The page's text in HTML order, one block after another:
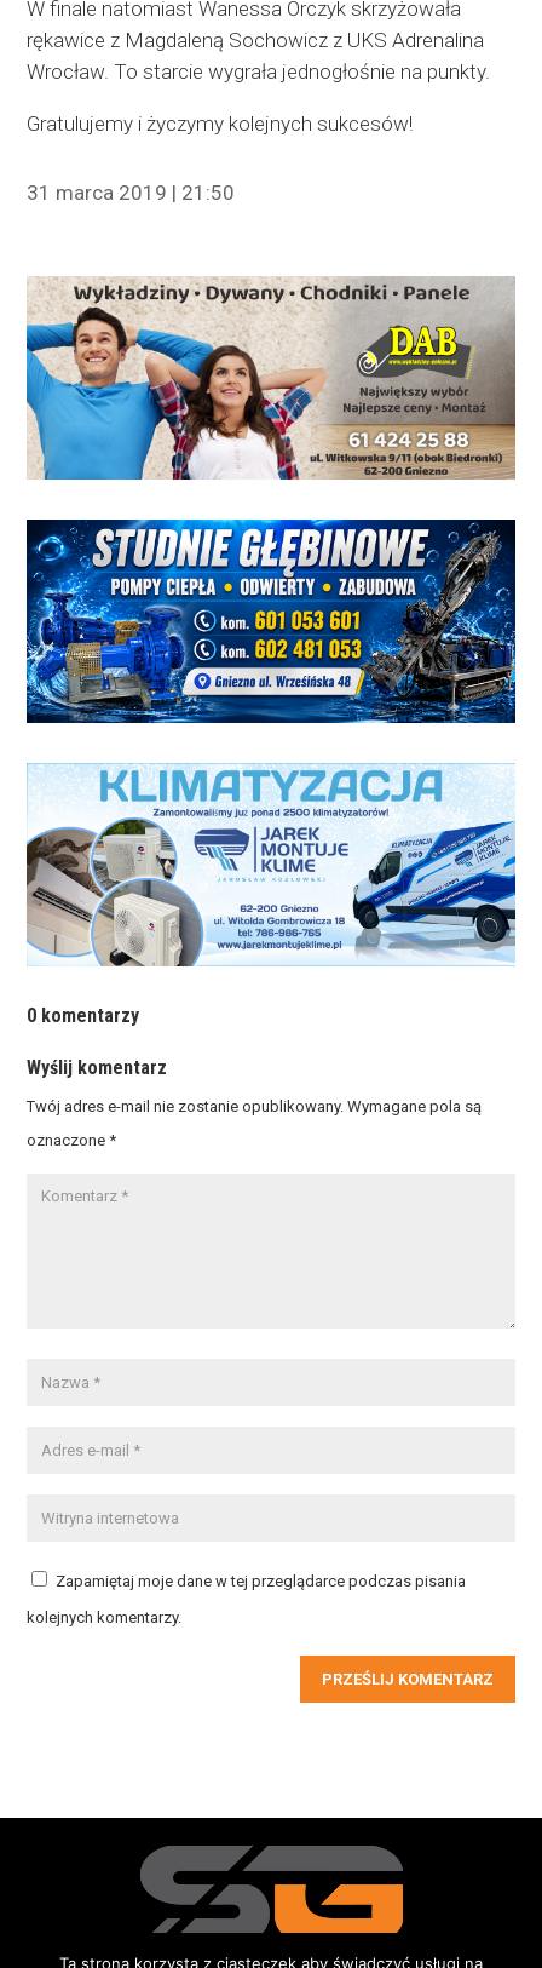
W finale natomiast Wanessa Orczyk skrzyżowała
rękawice z Magdaleną Sochowicz z UKS Adrenalina
Wrocław. To starcie wygrała jednogłośnie na punkty.
Gratulujemy i życzymy kolejnych sukcesów!
31 marca 2019 | 21:50
0 komentarzy
Wyślij komentarz
Twój adres e-mail nie zostanie opublikowany. Wymagane pola są
oznaczone*
Zapamiętaj moje dane w tej przeglądarce podczas pisania
kolejnych komentarzy.
PRZEŚLIJ KOMENTARZ
Ta strona korzysta z ciasteczek aby świadczyć usługi na